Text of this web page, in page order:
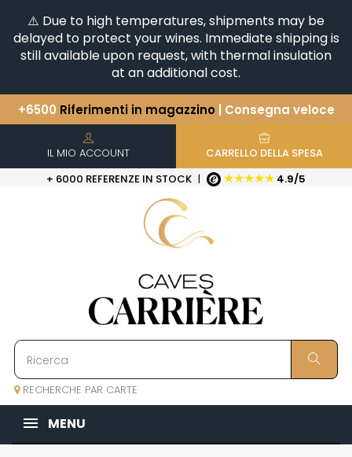
⚠️ Due to high temperatures, shipments may be
delayed to protect your wines. Immediate shipping is
still available upon request, with thermal insulation
at an additional cost.
+6500 Riferimenti in magazzino| Consegna veloce
Avete una domanda?
Scopri la nostra selezione di
Orizzontali e Verticali
IL MIO ACCOUNT
CARRELLO DELLA SPESA
+ 6000 REFERENZE IN STOCK | ★★★★★ 4.9/5
RECHERCHE PAR CARTE
MENU